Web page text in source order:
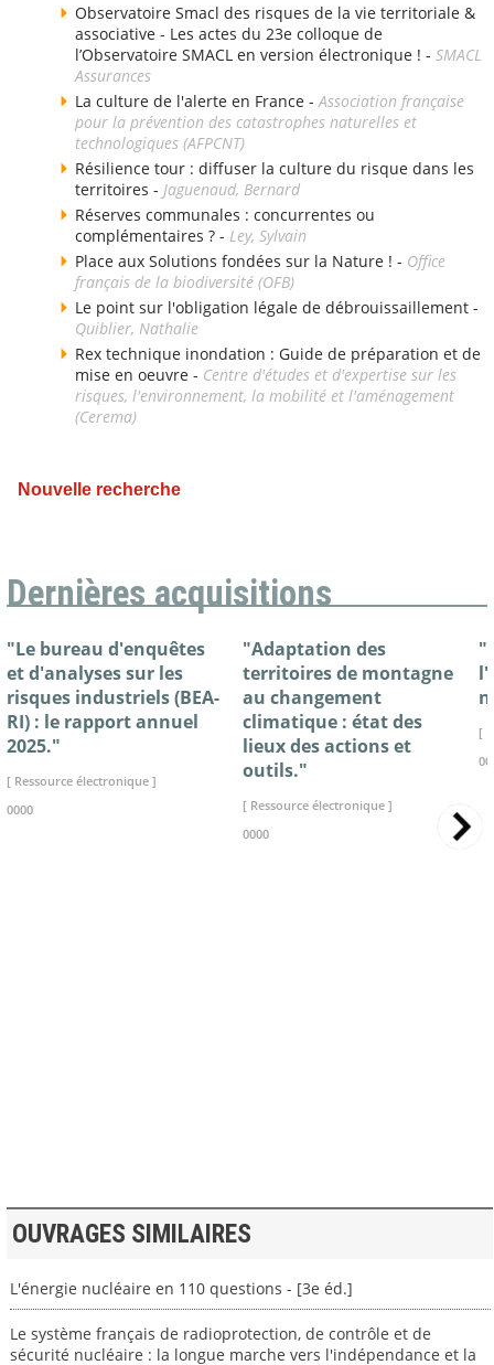
Observatoire Smacl des risques de la vie territoriale &
associative - Les actes du 23e colloque de
l’Observatoire SMACL en version électronique ! - SMACL
Assurances
La culture de l'alerte en France - Association française
pour la prévention des catastrophes naturelles et
technologiques (AFPCNT)
Résilience tour : diffuser la culture du risque dans les
territoires - Jaguenaud, Bernard
Réserves communales : concurrentes ou
complémentaires ? - Ley, Sylvain
Place aux Solutions fondées sur la Nature ! - Office
français de la biodiversité (OFB)
Le point sur l'obligation légale de débrouissaillement -
Quiblier, Nathalie
Rex technique inondation : Guide de préparation et de
mise en oeuvre - Centre d'études et d'expertise sur les
risques, l'environnement, la mobilité et l'aménagement
(Cerema)
Nouvelle recherche
Dernières acquisitions
"Le bureau d'enquêtes
et d'analyses sur les
risques industriels (BEA-
RI) : le rapport annuel
2025."
[ Ressource électronique ]
0000
"Adaptation des
territoires de montagne
au changement
climatique : état des
lieux des actions et
outils."
[ Ressource électronique ]
0000
[
OUVRAGES SIMILAIRES
L'énergie nucléaire en 110 questions - [3e éd.]
Le système français de radioprotection, de contrôle et de
sécurité nucléaire : la longue marche vers l'indépendance et la